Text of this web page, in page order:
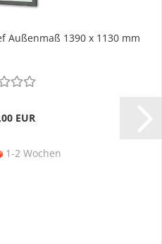
Außenmaß 1390 x 1130 mm
EUR
1-2 Wochen